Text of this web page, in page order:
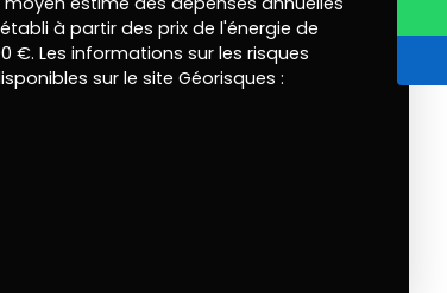
à partir des prix de l'énergie de
€. Les informations sur les risques
sur le site Géorisques :